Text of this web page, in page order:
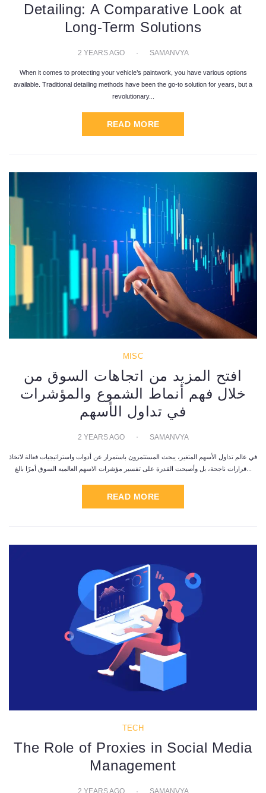
Detailing: A Comparative Look at
Long-Term Solutions
2 YEARS AGO SAMANVYA
When it comes to protecting your vehicle’s paintwork, you have various options
available. Traditional detailing methods have been the go-to solution for years, but a
revolutionary...
READ MORE
MISC
افتح المزيد من اتجاهات السوق من
خلال فهم أنماط الشموع والمؤشرات
في تداول الأسهم
2 YEARS AGO SAMANVYA
في عالم تداول الأسهم المتغير، يبحث المستثمرون باستمرار عن أدوات واستراتيجيات فعالة لاتخاذ
قرارات ناجحة، بل وأصبحت القدرة على تفسير مؤشرات الاسهم العالميه السوق أمرًا بالغ...
READ MORE
TECH
The Role of Proxies in Social Media
Management
2 YEARS AGO SAMANVYA